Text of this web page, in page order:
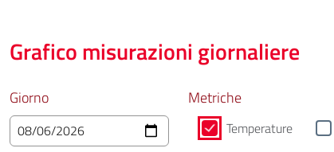
Grafico misurazioni giornaliere
Giorno Metriche
Temperature